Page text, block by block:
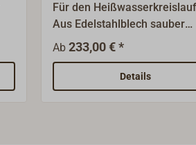
Für den
Aus Edelstahlblech sauber
verschweißt.Mit
untenliegender
Rohrverschraubung 1/2" und
Quetschverschraubung
Ab 233,00 € *
Details